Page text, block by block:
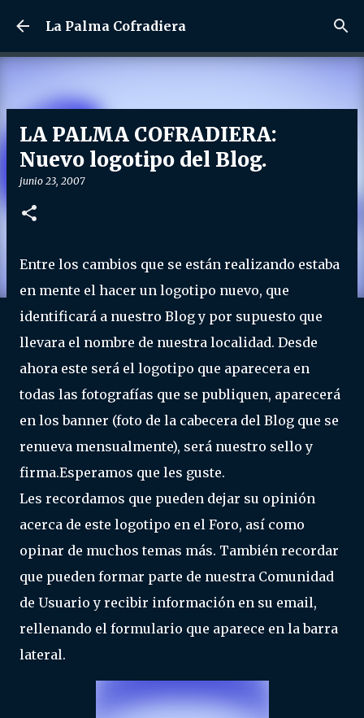
Ir al contenido principal
La Palma Cofradiera
LA PALMA COFRADIERA:
Nuevo logotipo del Blog.
junio 23, 2007
Entre los cambios que se están realizando estaba
en mente el hacer un logotipo nuevo, que
identificará a nuestro Blog y por supuesto que
llevara el nombre de nuestra localidad. Desde
ahora este será el logotipo que aparecera en
todas las fotografías que se publiquen, aparecerá
en los banner (foto de la cabecera del Blog que se
renueva mensualmente), será nuestro sello y
firma.Esperamos que les guste.
Les recordamos que pueden dejar su opinión
acerca de este logotipo en el Foro, así como
opinar de muchos temas más. También recordar
que pueden formar parte de nuestra Comunidad
de Usuario y recibir información en su email,
rellenando el formulario que aparece en la barra
lateral.